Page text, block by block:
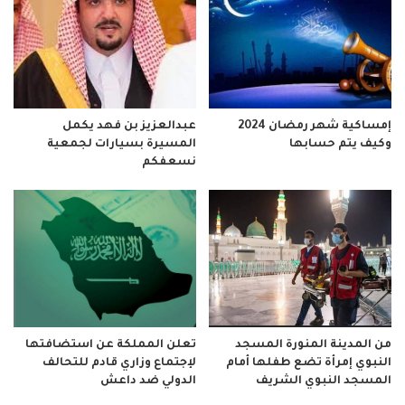
إمساكية شهر رمضان 2024
وكيف يتم حسابها
عبدالعزيز بن فهد يكمل
المسيرة بسيارات لجمعية
نسعفكم
من المدينة المنورة المسجد
النبوي إمرأة تضع طفلها أمام
المسجد النبوي الشريف
تعلن المملكة عن استضافتها
لإجتماع وزاري قادم للتحالف
الدولي ضد داعش